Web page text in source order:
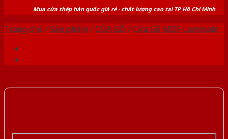
Mua cửa thép hàn quốc giá rẻ - chất lượng cao tại TP Hồ Chí Minh
Trang chủ /Sản phẩm /CỬA GỖ /Cửa Gỗ MDF Laminate